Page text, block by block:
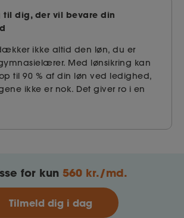
til dig, der vil bevare din
ikke altid den løn, du er
Med lønsikring kan
til 90 % af din løn ved ledighed,
ikke er nok. Det giver ro i en
for kun 560 kr./md.
Tilmeld dig i dag